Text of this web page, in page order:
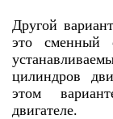
Другой
это сменный
цилиндров
этом
двигателе.